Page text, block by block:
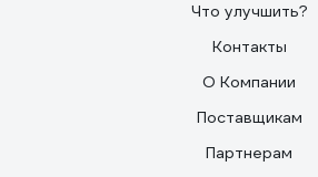
Что улучшить?
Контакты
О Компании
Поставщикам
Партнерам